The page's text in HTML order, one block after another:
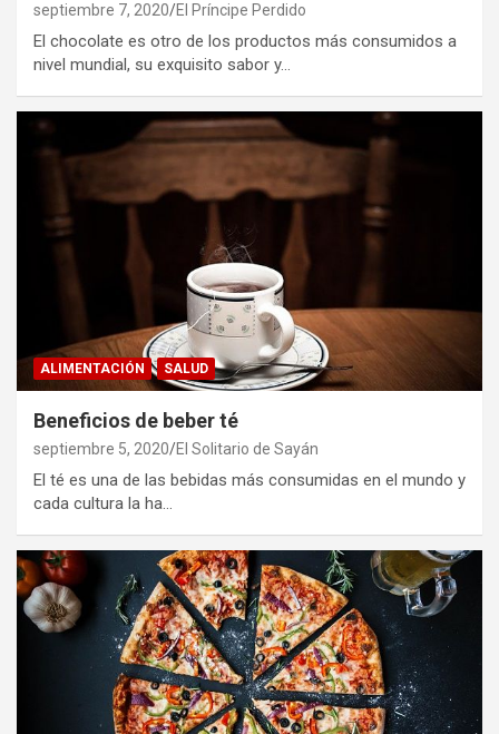
septiembre 7, 2020 El Príncipe Perdido
El chocolate es otro de los productos más consumidos a
nivel mundial, su exquisito sabor y…
ALIMENTACIÓN SALUD
Beneficios de beber té
septiembre 5, 2020 El Solitario de Sayán
El té es una de las bebidas más consumidas en el mundo y
cada cultura la ha…